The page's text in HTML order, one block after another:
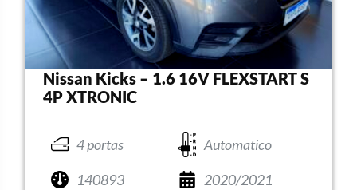
Nissan Kicks – 1.6 16V FLEXSTART S
4P XTRONIC
4 portas
Automatico
140893
2020/2021